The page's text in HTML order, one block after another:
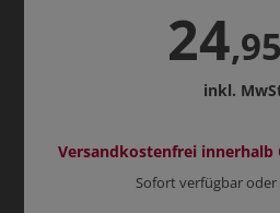
24,95
inkl.
Versandkostenfrei innerhalb
Sofort verfügbar